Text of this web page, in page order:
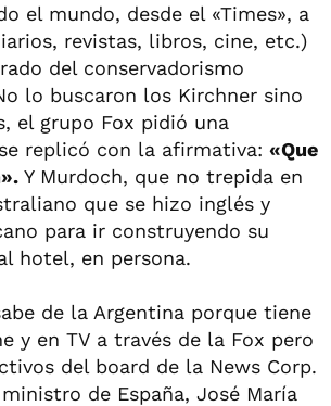
el mundo, desde el «Times», a
revistas, libros, cine, etc.)
del conservadorismo
lo buscaron los Kirchner sino
el grupo Fox pidió una
replicó con la afirmativa: «Que
Y Murdoch, que no trepida en
que se hizo inglés y
para ir construyendo su
hotel, en persona.
de la Argentina porque tiene
y en TV a través de la Fox pero
del board de la News Corp.
de España, José María